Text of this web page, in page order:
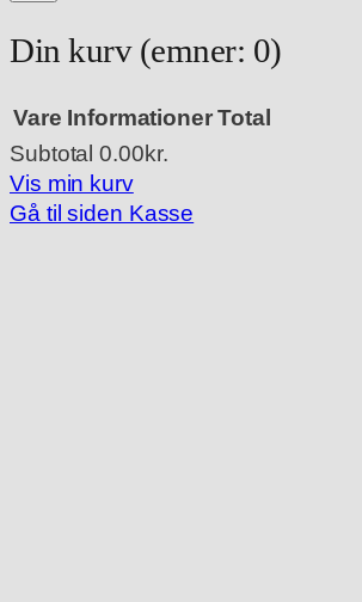
Din kurv (emner: 0)
Varer
i
Vare Informationer Total
Subtotal0.00kr.
Vis min kurv
Gå til siden Kasse